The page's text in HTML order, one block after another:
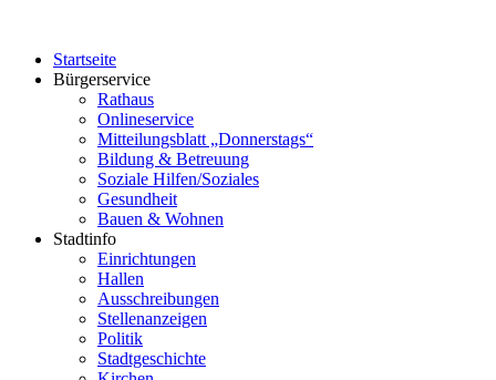
Startseite
Bürgerservice
Rathaus
Onlineservice
Mitteilungsblatt „Donnerstags“
Bildung & Betreuung
Soziale Hilfen/Soziales
Gesundheit
Bauen & Wohnen
Stadtinfo
Einrichtungen
Hallen
Ausschreibungen
Stellenanzeigen
Politik
Stadtgeschichte